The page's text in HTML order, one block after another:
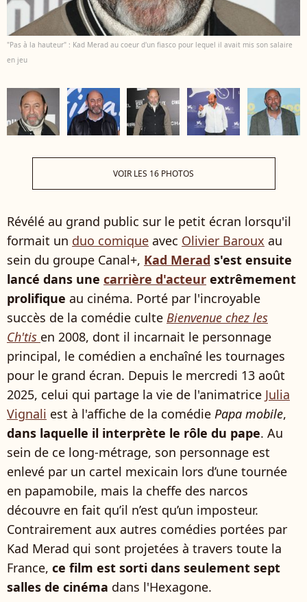
"Pas à la hauteur" : Kad Merad au coeur d'un fiasco pour lequel il avait mis son salaire
en jeu
VOIR LES 16 PHOTOS
Révélé au grand public sur le petit écran lorsqu'il
formait un duo comique avec Olivier Baroux au
sein du groupe Canal+, Kad Merad s'est ensuite
lancé dans une carrière d'acteur extrêmement
prolifique au cinéma. Porté par l'incroyable
succès de la comédie culte Bienvenue chez les
Ch'tis en 2008, dont il incarnait le personnage
principal, le comédien a enchaîné les tournages
pour le grand écran. Depuis le mercredi 13 août
2025, celui qui partage la vie de l'animatrice Julia
Vignali est à l'affiche de la comédie Papa mobile,
dans laquelle il interprète le rôle du pape. Au
sein de ce long-métrage, son personnage est
enlevé par un cartel mexicain lors d’une tournée
en papamobile, mais la cheffe des narcos
découvre en fait qu’il n’est qu’un imposteur.
Contrairement aux autres comédies portées par
Kad Merad qui sont projetées à travers toute la
France, ce film est sorti dans seulement sept
salles de cinéma dans l'Hexagone.